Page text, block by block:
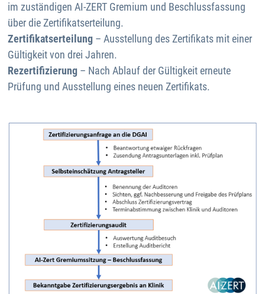
im zuständigen AI-ZERT Gremium und Beschlussfassung
über die Zertifikatserteilung.
Zertifikatserteilung – Ausstellung des Zertifikats mit einer
Gültigkeit von drei Jahren.
Rezertifizierung – Nach Ablauf der Gültigkeit erneute
Prüfung und Ausstellung eines neuen Zertifikats.